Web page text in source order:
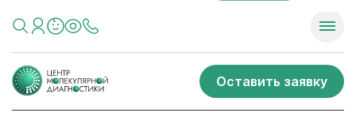
Оставить заявку